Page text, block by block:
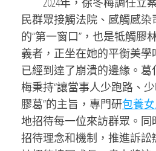
民群眾接觸法院、感觸感染
的“第一窗口”，也是牴觸膠
義者，正坐在她的平衡美
已經到達了崩潰的邊緣。
梅秉持“讓當事人少跑路、
膠葛”的主旨，專門研包養
地招待每一位來訪群眾。
招待理念和機制，推進訴